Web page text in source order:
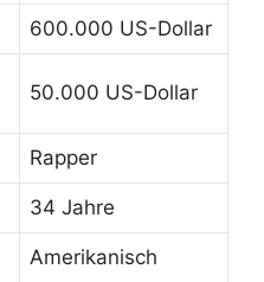
600.000 US-Dollar
50.000 US-Dollar
Rapper
34 Jahre
Amerikanisch